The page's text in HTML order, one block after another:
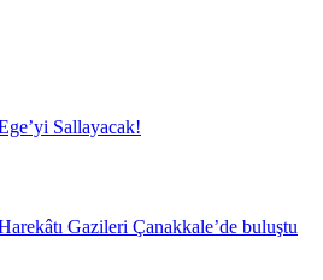
Sallayacak!
Gazileri Çanakkale’de buluştu